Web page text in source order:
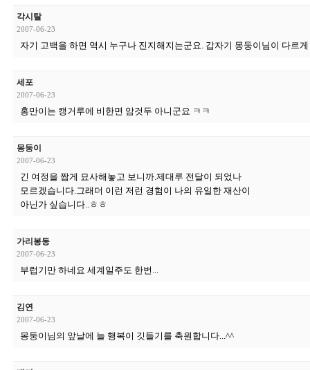
각시탈
2007-06-23
자기 고백을 하면 역시 누구나 진지해지는군요. 갑자기 몽둥이님이 다르
세포
2007-06-23
홍만이는 캥거루에 비한면 암것두 아니군요 ㅋㅋ
몽둥이
2007-06-23
긴 여정을 짭게 묘사해놓고 보니까.제대루 전달이 되었나
모르겠습니다.그래더 이런 저런 경험이 나의 유일한 재산이
아닌가 싶습니다..ㅎㅎ
가리봉동
2007-06-23
부럽기만 하네요 세계일주도 한번...
김연
2007-06-23
몽둥이님의 앞날에 늘 행복이 깃들기를 축원합니다...^^